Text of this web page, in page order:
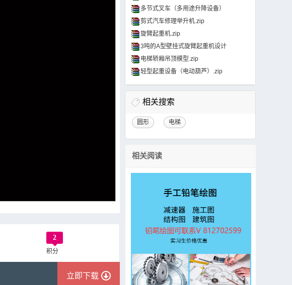
2
积分
立即下载
多节式叉车（多用途升降设备）
剪式汽车修理举升机.zip
旋臂起重机.zip
3吨的A型壁挂式旋臂起重机设计
电梯轿厢吊顶模型.zip
轻型起重设备（电动葫芦）.zip
相关搜索
圆形 电梯
相关阅读